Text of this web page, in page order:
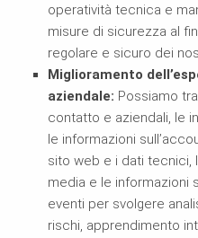
operatività tecnica e
misure di sicurezza al
regolare e sicuro dei
Miglioramento
aziendale: Possiamo
contatto e aziendali, le
le informazioni
sito web e i dati tecnici,
media e le informazioni
eventi per svolgere
rischi, apprendimento